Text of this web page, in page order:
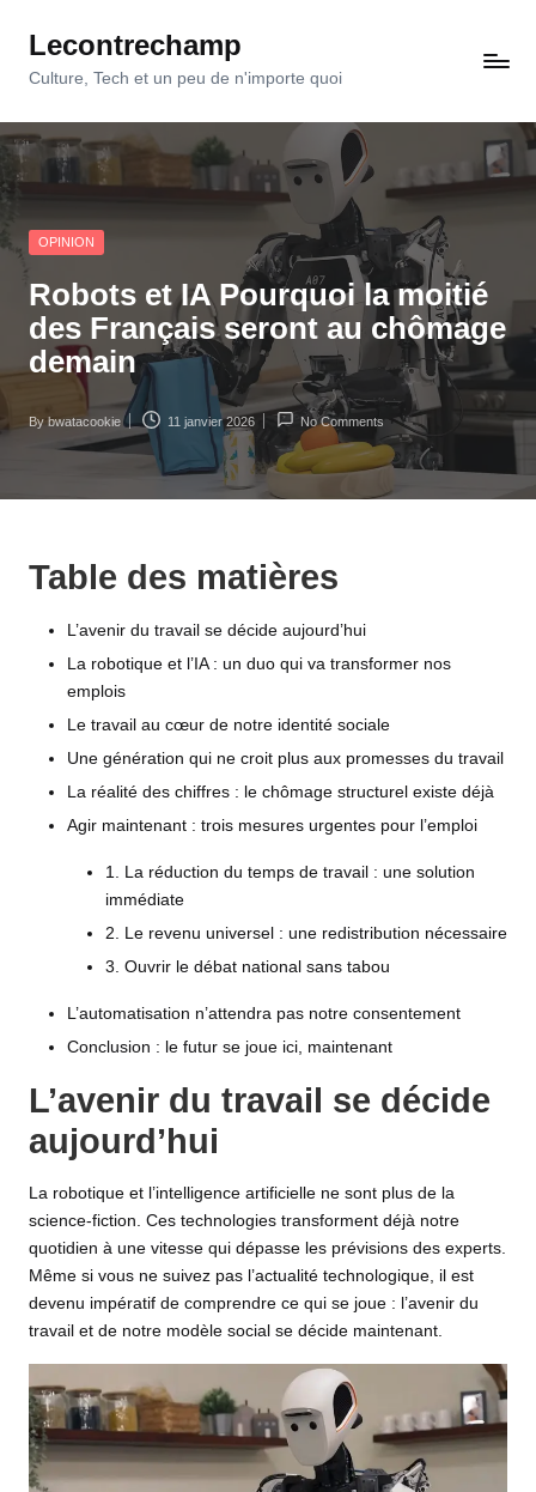
SkipLecontrechamp
Culture, Tech et un peu de n'importe quoi
Posted
OPINION
Robots et IA Pourquoi la moitié
des Français seront au chômage
demain
Posted
By bwatacookie 11 janvier 2026 No Comments
Table des matières
L’avenir du travail se décide aujourd’hui
La robotique et l’IA : un duo qui va transformer nos
emplois
Le travail au cœur de notre identité sociale
Une génération qui ne croit plus aux promesses du travail
La réalité des chiffres : le chômage structurel existe déjà
Agir maintenant : trois mesures urgentes pour l’emploi
1. La réduction du temps de travail : une solution
immédiate
2. Le revenu universel : une redistribution nécessaire
3. Ouvrir le débat national sans tabou
L’automatisation n’attendra pas notre consentement
Conclusion : le futur se joue ici, maintenant
L’avenir du travail se décide
aujourd’hui
La robotique et l’intelligence artificielle ne sont plus de la
science-fiction . Ces technologies transforment déjà notre
quotidien à une vitesse qui dépasse les prévisions des experts.
Même si vous ne suivez pas l’actualité technologique, il est
devenu impératif de comprendre ce qui se joue : l’avenir du
travail et de notre modèle social se décide maintenant.